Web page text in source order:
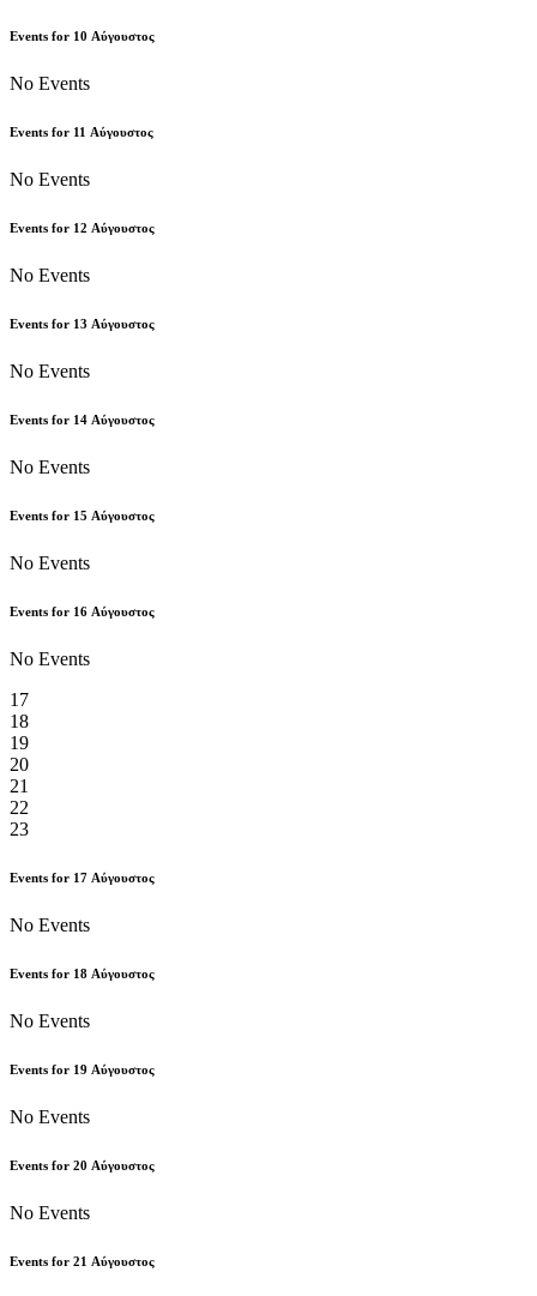
Events for 10 Αύγουστος
No Events
Events for 11 Αύγουστος
No Events
Events for 12 Αύγουστος
No Events
Events for 13 Αύγουστος
No Events
Events for 14 Αύγουστος
No Events
Events for 15 Αύγουστος
No Events
Events for 16 Αύγουστος
No Events
17
18
19
20
21
22
23
Events for 17 Αύγουστος
No Events
Events for 18 Αύγουστος
No Events
Events for 19 Αύγουστος
No Events
Events for 20 Αύγουστος
No Events
Events for 21 Αύγουστος